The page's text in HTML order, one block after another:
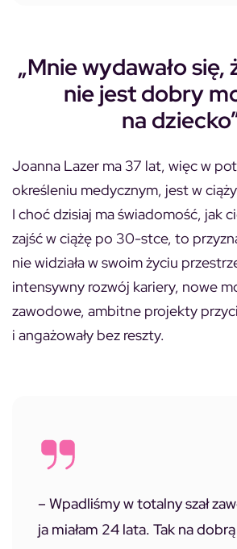
„Mnie wydawało się,
nie jest dobry
na dziecko
Joanna Lazer ma 37 lat, więc w
określeniu medycznym, jest w
I choć dzisiaj ma świadomość, jak
zajść w ciążę po 30-stce, to
nie widziała w swoim życiu
intensywny rozwój kariery, nowe
zawodowe, ambitne projekty
i angażowały bez reszty.
– Wpadliśmy w totalny szał
ja miałam 24 lata. Tak na